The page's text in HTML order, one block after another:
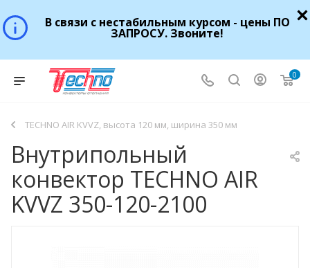
В связи с нестабильным курсом - цены ПО
ЗАПРОСУ. Звоните!
0
TECHNO AIR KVVZ, высота 120 мм, ширина 350 мм
Внутрипольный
конвектор TECHNO AIR
KVVZ 350-120-2100